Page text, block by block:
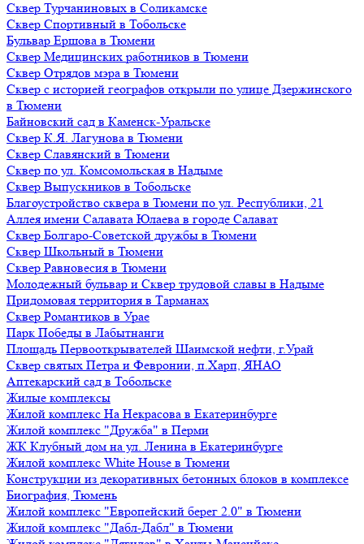
Сквер Турчаниновых в Соликамске
Сквер Спортивный в Тобольске
Бульвар Ершова в Тюмени
Сквер Медицинских работников в Тюмени
Сквер Отрядов мэра в Тюмени
Сквер с историей географов открыли по улице Дзержинского
в Тюмени
Байновский сад в Каменск-Уральске
Сквер К.Я. Лагунова в Тюмени
Сквер Славянский в Тюмени
Сквер по ул. Комсомольская в Надыме
Сквер Выпускников в Тобольске
Благоустройство сквера в Тюмени по ул. Республики, 21
Аллея имени Салавата Юлаева в городе Салават
Сквер Болгаро-Советской дружбы в Тюмени
Сквер Школьный в Тюмени
Сквер Равновесия в Тюмени
Молодежный бульвар и Сквер трудовой славы в Надыме
Придомовая территория в Тарманах
Сквер Романтиков в Урае
Парк Победы в Лабытнанги
Площадь Первооткрывателей Шаимской нефти, г.Урай
Сквер святых Петра и Февронии, п.Харп, ЯНАО
Аптекарский сад в Тобольске
Жилые комплексы
Жилой комплекс На Некрасова в Екатеринбурге
Жилой комплекс "Дружба" в Перми
ЖК Клубный дом на ул. Ленина в Екатеринбурге
Жилой комплекс White House в Тюмени
Конструкции из декоративных бетонных блоков в комплексе
Биография, Тюмень
Жилой комплекс "Европейский берег 2.0" в Тюмени
Жилой комплекс "Дабл-Дабл" в Тюмени